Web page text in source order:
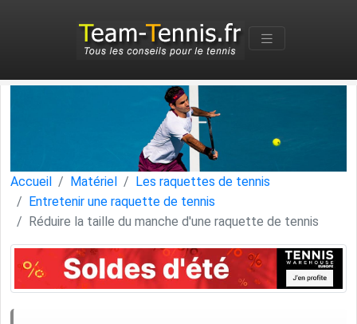
Accueil Matériel
Les raquettes de tennis
Entretenir une raquette de tennis
Réduire la taille du manche d'une raquette de tennis